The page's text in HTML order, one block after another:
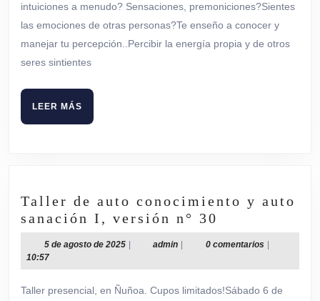
sanación,
n°
intuiciones a menudo? Sensaciones, premoniciones?Sientes
las emociones de otras personas?Te enseño a conocer y
manejar tu percepción..Percibir la energía propia y de otros
seres sintientes
LEER MÁS
MÁS
Taller de auto conocimiento y auto
sanación I, versión n° 30
de
auto
y
5 de agosto de 20255
agosto
2025
| adminadmin
| 0 comentarios |
10:57
Taller presencial, en Ñuñoa. Cupos limitados!Sábado 6 de